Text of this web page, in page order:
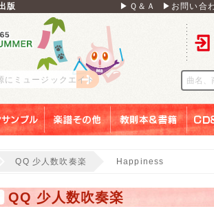
版 ▶Ｑ＆Ａ ▶お問い合
ミュージックエイト
QQ 少人数吹奏楽 Happiness
QQ 少人数吹奏楽